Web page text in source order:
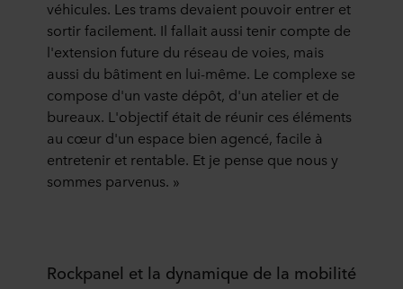
véhicules. Les trams devaient pouvoir entrer et
sortir facilement. Il fallait aussi tenir compte de
l'extension future du réseau de voies, mais
aussi du bâtiment en lui-même. Le complexe se
compose d'un vaste dépôt, d'un atelier et de
bureaux. L'objectif était de réunir ces éléments
au cœur d'un espace bien agencé, facile à
entretenir et rentable. Et je pense que nous y
sommes parvenus. »
Rockpanel et la dynamique de la mobilité